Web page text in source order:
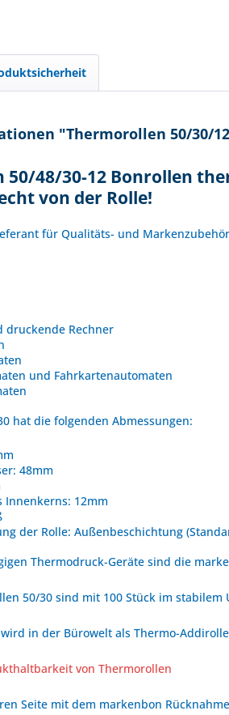
"Thermorollen 50/30/
48/30-12 Bonrollen
von der Rolle!
für Qualitäts- und
druckende Rechner
und Fahrkartenautomaten
hat die folgenden Abmessungen:
48mm
Innenkerns: 12mm
der Rolle: Außenbeschichtung
Thermodruck-Geräte sind die
50/30 sind mit 100 Stück im stabilem
in der Bürowelt als Thermo-
von Thermorollen
Seite mit dem markenbon